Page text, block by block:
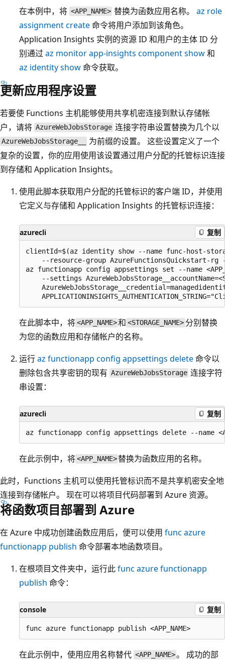
在本例中，将 <APP_NAME> 替换为函数应用名称。az role
assignment create命令将用户添加到该角色。
Application Insights 实例的资源 ID 和用户的主体 ID 分
别通过 az monitor app-insights component show和
az identity show命令获取。
更新应用程序设置
若要使 Functions 主机能够使用共享机密连接到默认存储帐
户，请将 AzureWebJobsStorage 连接字符串设置替换为几个以
AzureWebJobsStorage__
为前缀的设置。 这些设置定义了一个
复杂的设置，你的应用使用该设置通过用户分配的托管标识连接
到存储和 Application Insights。
使用此脚本获取用户分配的托管标识的客户端 ID，并使用
它定义与存储和 Application Insights 的托管标识连接：
azurecli 复制
clientId=$(az identity show --name func-host-
--resource-group AzureFunctionsQuickstart-rg
az functionapp config appsettings set --name
--settings
在此脚本中，将<APP_NAME>和 <STORAGE_NAME> 分别替换
为您的函数应用和存储帐户的名称。
运行az functionapp config appsettings delete命令以
删除包含共享密钥的现有 AzureWebJobsStorage 连接字符
串设置：
azurecli 复制
在此示例中，将<APP_NAME> 替换为函数应用的名称。
此时，Functions 主机可以使用托管标识而不是共享机密安全地
连接到存储帐户。 现在可以将项目代码部署到 Azure 资源。
将函数项目部署到 Azure
在 Azure 中成功创建函数应用后，便可以使用 func azure
functionapp publish 命令部署本地函数项目。
在根项目文件夹中，运行此func azure functionapp
publish 命令：
console 复制
在此示例中，使用应用名称替代 <APP_NAME>。 成功的部